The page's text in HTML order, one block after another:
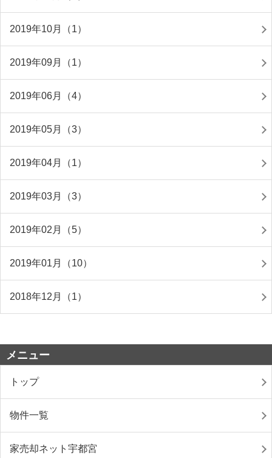
2019年10月（1）
2019年09月（1）
2019年06月（4）
2019年05月（3）
2019年04月（1）
2019年03月（3）
2019年02月（5）
2019年01月（10）
2018年12月（1）
メニュー
トップ
物件一覧
家売却ネット宇都宮